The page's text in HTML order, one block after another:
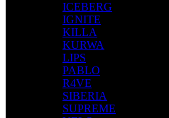
ZEUS JUICE
ICEBERG
IGNITE
KILLA
KURWA
LIPS
PABLO
R4VE
SIBERIA
SUPREME